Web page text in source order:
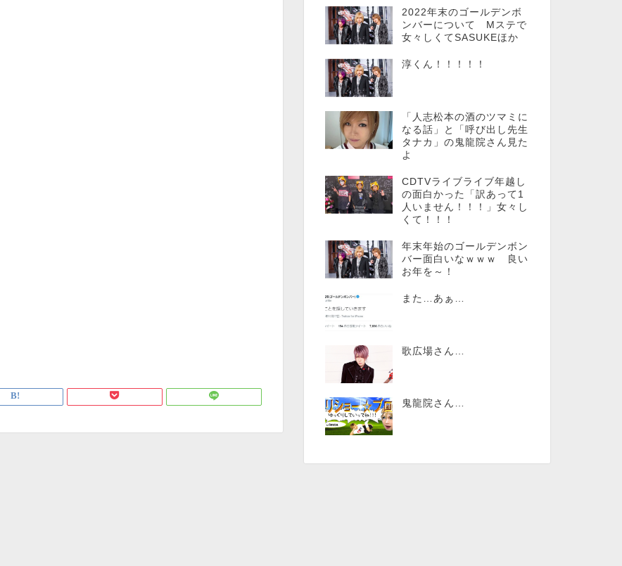
2022年末のゴールデンボ
ンバーについて Mステで
女々しくてSASUKEほか
淳くん！！！！！
「人志松本の酒のツマミに
なる話」と「呼び出し先生
タナカ」の鬼龍院さん見た
よ
CDTVライブライブ年越し
の面白かった「訳あって1
人いません！！！」女々し
くて！！！
年末年始のゴールデンボン
バー面白いなｗｗｗ 良い
お年を～！
また…あぁ…
歌広場さん…
鬼龍院さん…